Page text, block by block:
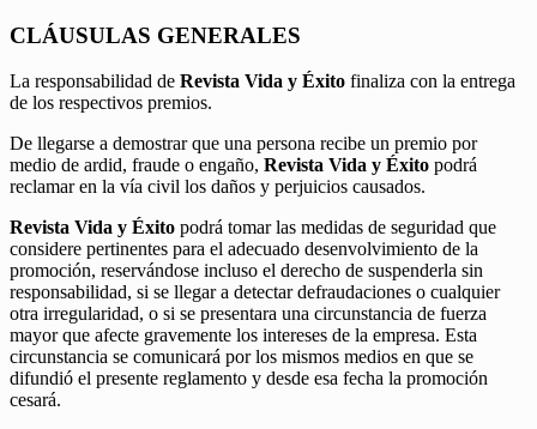
CLÁUSULAS GENERALES
La responsabilidad de Revista Vida y Éxito finaliza con la entrega
de los respectivos premios.
De llegarse a demostrar que una persona recibe un premio por
medio de ardid, fraude o engaño, Revista Vida y Éxito podrá
reclamar en la vía civil los daños y perjuicios causados.
Revista Vida y Éxito podrá tomar las medidas de seguridad que
considere pertinentes para el adecuado desenvolvimiento de la
promoción, reservándose incluso el derecho de suspenderla sin
responsabilidad, si se llegar a detectar defraudaciones o cualquier
otra irregularidad, o si se presentara una circunstancia de fuerza
mayor que afecte gravemente los intereses de la empresa. Esta
circunstancia se comunicará por los mismos medios en que se
difundió el presente reglamento y desde esa fecha la promoción
cesará.